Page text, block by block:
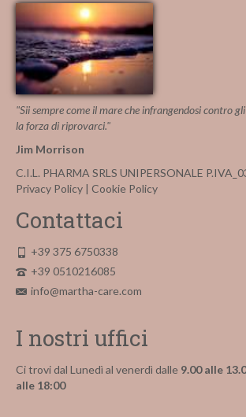
"Sii sempre come il mare che infrangendosi contro
la forza di riprovarci."
Jim Morrison
C.I.L. PHARMA SRLS UNIPERSONALE
Privacy Policy | Cookie Policy
Contattaci
+39 375 6750338
+39 0510216085
info@martha-care.com
I nostri uffici
Ci trovi dal Lunedì al venerdì dalle 9.00 alle
alle 18:00